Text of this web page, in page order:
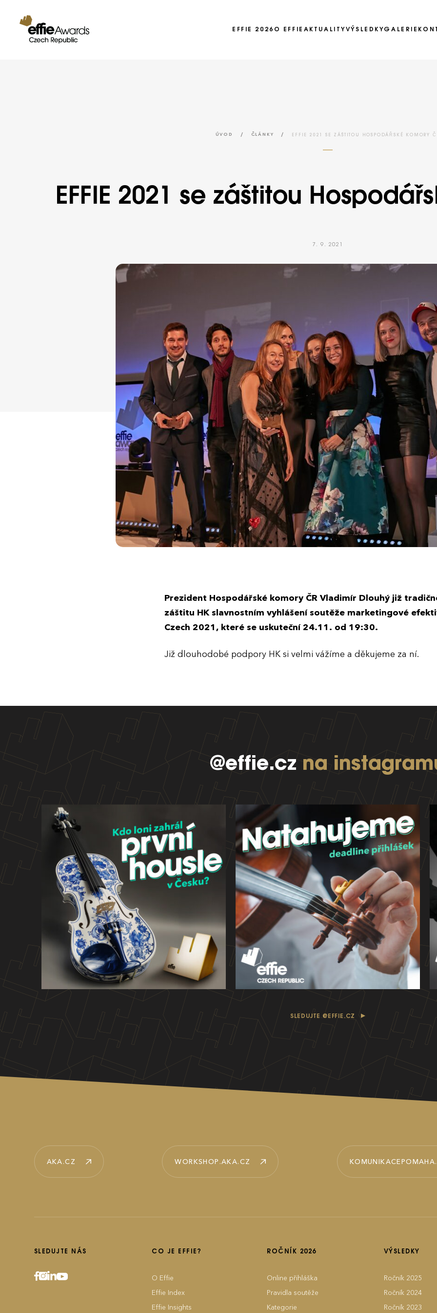
EFFIE 2026 O EFFIE AKTUALITY VÝSLEDKY
Ročník 2021
Ročník 2018
Ročník 2017
GALERIE
ÚVOD / ČLÁNKY / EFFIE 2021 SE ZÁŠTITOU HOSPODÁŘSKÉ KOMORY
EFFIE 2021 se záštitou
7. 9. 2021
Prezident Hospodářské komory ČR Vladimír Dlouhý již
záštitu HK slavnostním vyhlášení soutěže marketingové
Czech 2021, které se uskuteční 24.11. od 19:30.
Již dlouhodobé podpory HK si velmi vážíme a děkujeme za ní.
@effie.cz na
SLEDUJTE @EFFIE.CZ
AKA.CZ WORKSHOP.AKA.CZ
SLEDUJTE NÁS CO JE EFFIE?
O Effie
Effie Index
Effie Insights
ROČNÍK 2026
Online přihláška
Pravidla soutěže
Kategorie
VÝSLEDKY
Ročník 2025
Ročník 2024
Ročník 2023